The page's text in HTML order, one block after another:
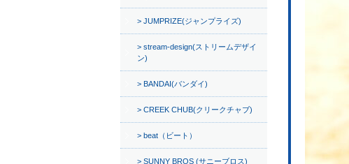
JUMPRIZE(ジャンプライズ)
stream-design(ストリームデザイ
ン)
BANDAI(バンダイ)
CREEK CHUB(クリークチャブ)
beat（ビート）
SUNNY BROS (サニーブロス)